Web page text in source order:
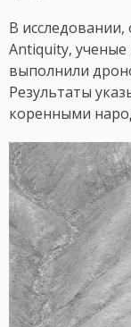
В
Antiquity,
выполнили
Результаты
коренными